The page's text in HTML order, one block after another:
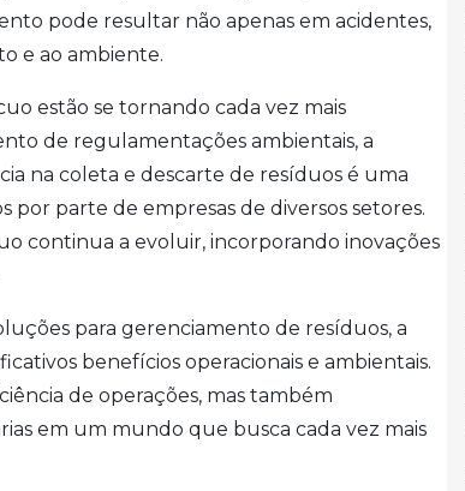
pode resultar não apenas em acidentes,
e ao ambiente.
estão se tornando cada vez mais
de regulamentações ambientais, a
na coleta e descarte de resíduos é uma
parte de empresas de diversos setores.
continua a evoluir, incorporando inovações
para gerenciamento de resíduos, a
benefícios operacionais e ambientais.
de operações, mas também
em um mundo que busca cada vez mais